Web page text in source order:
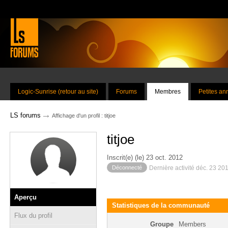
Logic-Sunrise (retour au site) Forums Membres Petites
LS forums → Affichage d'un profil : titjoe
Aperçu
Flux du profil
titjoe
Inscrit(e) (le) 23 oct. 2012
Déconnecté Dernière activité déc. 23
Statistiques de la communauté
Groupe Members